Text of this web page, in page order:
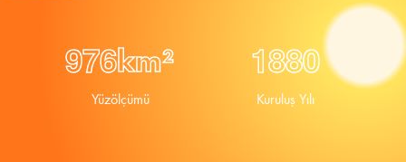
976km²
Yüzölçümü
1880
Kuruluş Yılı